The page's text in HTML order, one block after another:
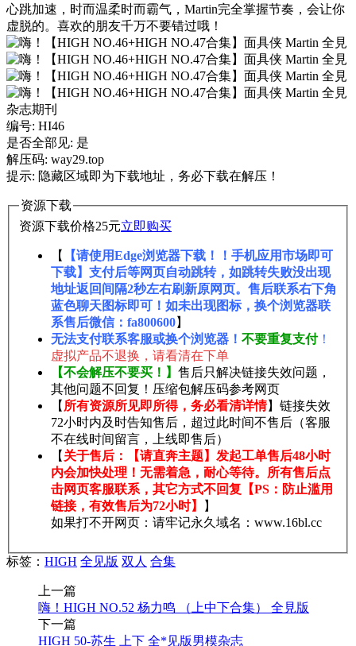
心跳加速，时而温柔时而霸气，Martin完全掌握节奏，会让你
虚脱的。喜欢的朋友千万不要错过哦！
杂志期刊
编号: HI46
是否全部见: 是
解压码: way29.top
提示: 隐藏区域即为下载地址，务必下载在解压！
资源下载
资源下载价格25元立即购买
【
【请使用Edge浏览器下载！！手机应用市场即可
下载】支付后等网页自动跳转，如跳转失败没出现
地址返回间隔2秒左右刷新原网页。售后联系右下角
蓝色聊天图标即可！如未出现图标，换个浏览器联
系售后微信：fa800600】
无法支付联系客服或换个浏览器！ 不要重复支付！
虚拟产品不退换，请看清在下单
【不会解压不要买！】 售后只解决链接失效问题，
其他问题不回复！压缩包解压码参考网页
【 所有资源所见即所得，务必看清详情】链接失效
72小时内及时告知售后，超过此时间不售后（客服
不在线时间留言，上线即售后）
【 关于售后：【请直奔主题】发起工单售后48小时
内会加快处理！无需着急，耐心等待。所有售后点
击网页客服联系，其它方式不回复【PS：防止滥用
链接，有效售后为72小时】
】
如果打不开网页：请牢记永久域名：www.16bl.cc
标签： HIGH 全见版 双人 合集
上一篇
嗨！HIGH NO.52 杨力鸣 （上中下合集） 全見版
下一篇
HIGH 50-苏生 上下 全*见版男模杂志